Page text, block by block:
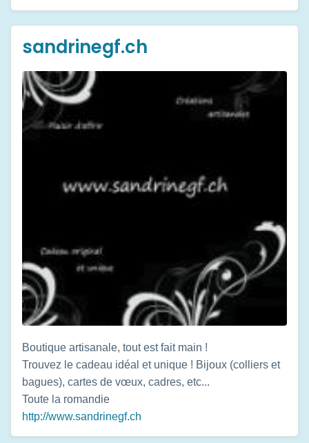
sandrinegf.ch
Boutique artisanale, tout est fait main !
Trouvez le cadeau idéal et unique ! Bijoux (colliers et
bagues), cartes de vœux, cadres, etc...
Toute la romandie
http://www.sandrinegf.ch